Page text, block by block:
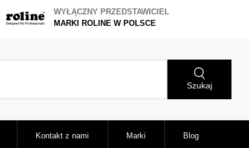
WYŁĄCZNY PRZEDSTAWICIEL
MARKI ROLINE W POLSCE
Szukaj
Kontakt z nami Marki Blog